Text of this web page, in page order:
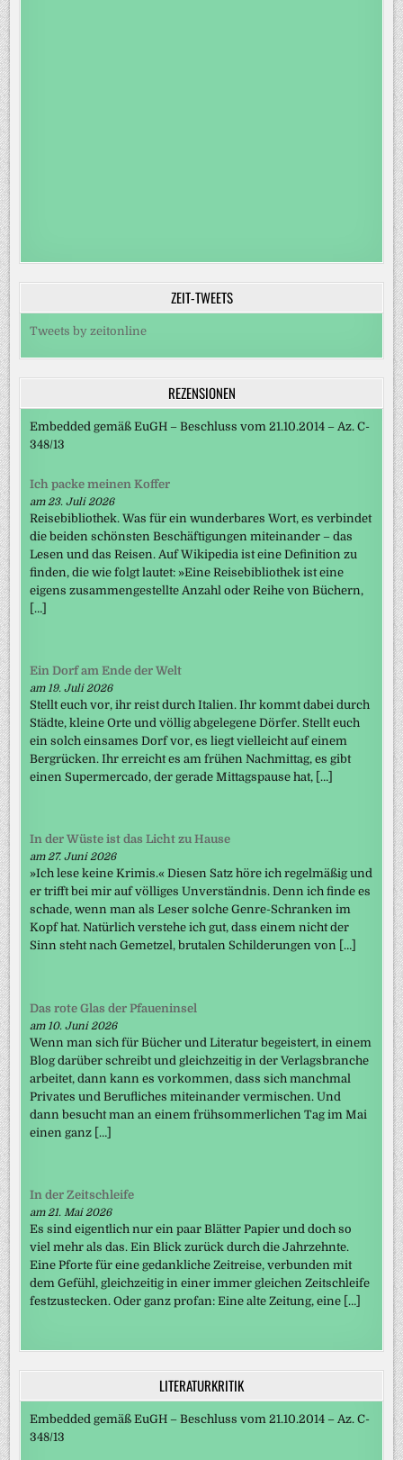
ZEIT-TWEETS
Tweets by zeitonline
REZENSIONEN
Embedded gemäß EuGH – Beschluss vom 21.10.2014 – Az. C-
348/13
Ich packe meinen Koffer
am 23. Juli 2026
Reisebibliothek. Was für ein wunderbares Wort, es verbindet
die beiden schönsten Beschäftigungen miteinander – das
Lesen und das Reisen. Auf Wikipedia ist eine Definition zu
finden, die wie folgt lautet: »Eine Reisebibliothek ist eine
eigens zusammengestellte Anzahl oder Reihe von Büchern,
[…]
Ein Dorf am Ende der Welt
am 19. Juli 2026
Stellt euch vor, ihr reist durch Italien. Ihr kommt dabei durch
Städte, kleine Orte und völlig abgelegene Dörfer. Stellt euch
ein solch einsames Dorf vor, es liegt vielleicht auf einem
Bergrücken. Ihr erreicht es am frühen Nachmittag, es gibt
einen Supermercado, der gerade Mittagspause hat, […]
In der Wüste ist das Licht zu Hause
am 27. Juni 2026
»Ich lese keine Krimis.« Diesen Satz höre ich regelmäßig und
er trifft bei mir auf völliges Unverständnis. Denn ich finde es
schade, wenn man als Leser solche Genre-Schranken im
Kopf hat. Natürlich verstehe ich gut, dass einem nicht der
Sinn steht nach Gemetzel, brutalen Schilderungen von […]
Das rote Glas der Pfaueninsel
am 10. Juni 2026
Wenn man sich für Bücher und Literatur begeistert, in einem
Blog darüber schreibt und gleichzeitig in der Verlagsbranche
arbeitet, dann kann es vorkommen, dass sich manchmal
Privates und Berufliches miteinander vermischen. Und
dann besucht man an einem frühsommerlichen Tag im Mai
einen ganz […]
In der Zeitschleife
am 21. Mai 2026
Es sind eigentlich nur ein paar Blätter Papier und doch so
viel mehr als das. Ein Blick zurück durch die Jahrzehnte.
Eine Pforte für eine gedankliche Zeitreise, verbunden mit
dem Gefühl, gleichzeitig in einer immer gleichen Zeitschleife
festzustecken. Oder ganz profan: Eine alte Zeitung, eine […]
LITERATURKRITIK
Embedded gemäß EuGH – Beschluss vom 21.10.2014 – Az. C-
348/13